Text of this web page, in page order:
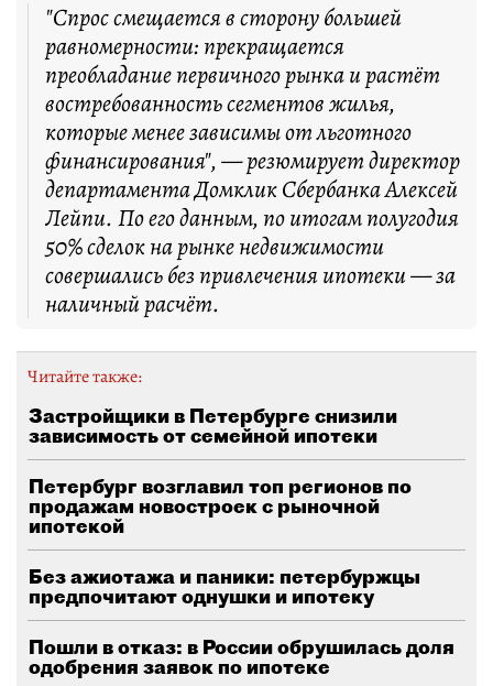
"Спрос смещается в сторону большей
равномерности: прекращается
преобладание первичного рынка и растёт
востребованность сегментов жилья,
которые менее зависимы от льготного
финансирования", — резюмирует директор
департамента Домклик Сбербанка Алексей
Лейпи. По его данным, по итогам полугодия
50% сделок на рынке недвижимости
совершались без привлечения ипотеки — за
наличный расчёт.
Читайте также:
Застройщики в Петербурге снизили
зависимость от семейной ипотеки
Петербург возглавил топ регионов по
продажам новостроек с рыночной
ипотекой
Без ажиотажа и паники: петербуржцы
предпочитают однушки и ипотеку
Пошли в отказ: в России обрушилась доля
одобрения заявок по ипотеке